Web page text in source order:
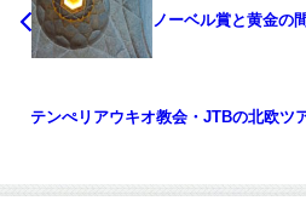
ノーベル賞と黄金の
テンぺリアウキオ教会・JTBの北欧ツ